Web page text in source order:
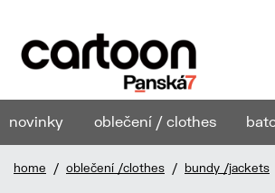
novinky oblečení / clothes
home / oblečení /clothes / bundy /jackets